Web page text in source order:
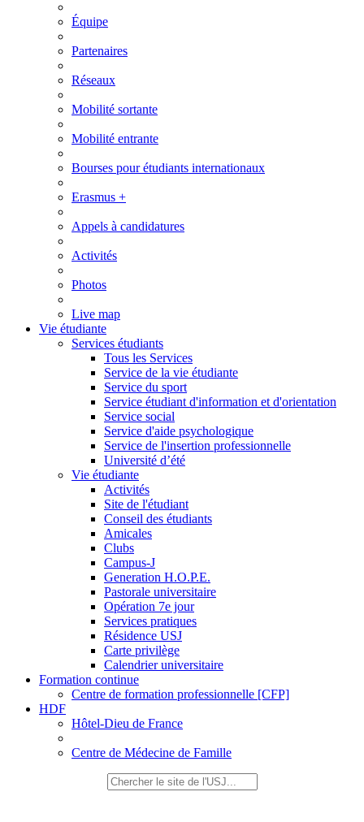
Équipe
Partenaires
Réseaux
Mobilité sortante
Mobilité entrante
Bourses pour étudiants internationaux
Erasmus +
Appels à candidatures
Activités
Photos
Live map
Vie étudiante
Services étudiants
Tous les Services
Service de la vie étudiante
Service du sport
Service étudiant d'information et d'orientation
Service social
Service d'aide psychologique
Service de l'insertion professionnelle
Université d’été
Vie étudiante
Activités
Site de l'étudiant
Conseil des étudiants
Amicales
Clubs
Campus-J
Generation H.O.P.E.
Pastorale universitaire
Opération 7e jour
Services pratiques
Résidence USJ
Carte privilège
Calendrier universitaire
Formation continue
Centre de formation professionnelle [CFP]
HDF
Hôtel-Dieu de France
Centre de Médecine de Famille